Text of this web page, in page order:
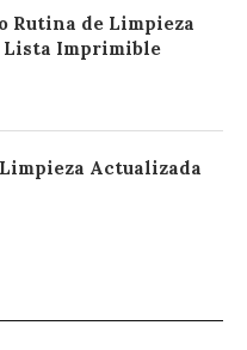
Rutina de Limpieza
Lista Imprimible
Actualizada